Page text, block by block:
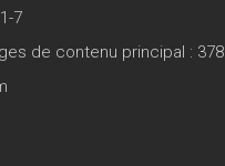
7
de contenu principal : 378